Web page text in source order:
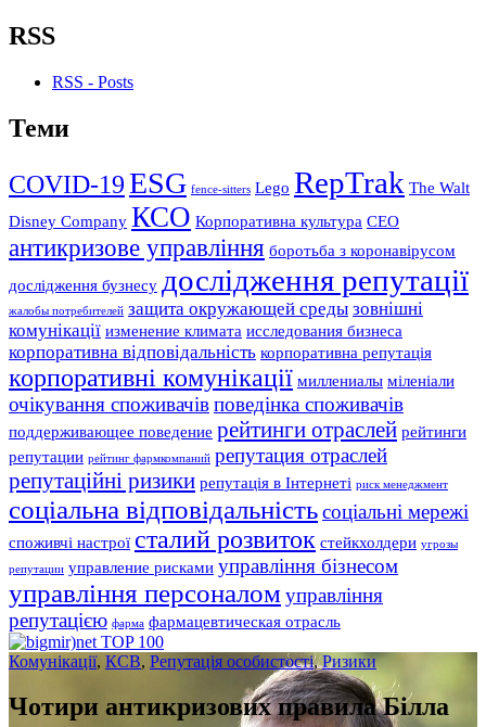
RSS
RSS - Posts
Теми
COVID-19ESG fence-sitters Lego RepTrak The Walt
Disney Company КСО Корпоративна культура СЕО
антикризове управління боротьба з коронавірусом
дослідження бузнесу дослідження репутації
жалобы потребителей защита окружающей среды зовнішні
комунікації изменение климата исследования бизнеса
корпоративна відповідальність корпоративна репутація
корпоративні комунікації миллениалы міленіали
очікування споживачівповедінка споживачів
поддерживающее поведение рейтинги отраслей рейтинги
репутации рейтинг фармкомпаний репутация отраслей
репутаційні ризики репутація в Інтернеті риск менеджмент
соціальна відповідальністьсоціальні мережі
споживчі настрої сталий розвиток стейкхолдери угрозы
репутации управление рисками управління бізнесом
управління персоналомуправління
репутацією фарма фармацевтическая отрасль
Комунікації, КСВ, Репутація особистості,Ризики
Чотири антикризових правила Білла